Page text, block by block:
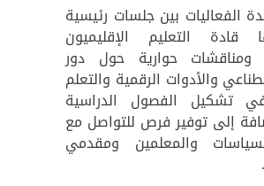
الفعاليات بين جلسات رئيسية
التعليم الإقليميون
ومناقشات حوارية حول دور
والأدوات الرقمية والتعلم
تشكيل الفصول الدراسية
إلى توفير فرص للتواصل مع
والمعلمين ومقدمي